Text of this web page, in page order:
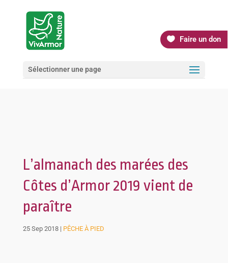
Faire un don
Sélectionner une page
L’almanach des marées des
Côtes d’Armor 2019 vient de
paraître
25 Sep 2018| PÊCHE À PIED